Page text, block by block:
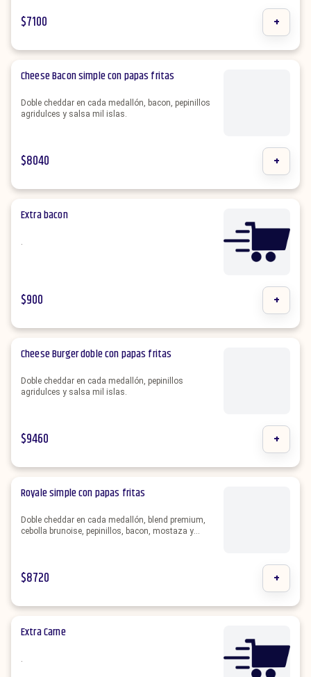
$7100 +
Cheese Bacon simple con papas fritas
Doble cheddar en cada medallón, bacon, pepinillos
agridulces y salsa mil islas.
$8040 +
Extra bacon
.
$900 +
Cheese Burger doble con papas fritas
Doble cheddar en cada medallón, pepinillos
agridulces y salsa mil islas.
$9460 +
Royale simple con papas fritas
Doble cheddar en cada medallón, blend premium,
cebolla brunoise, pepinillos, bacon, mostaza y
$8720 +
Extra Carne
.